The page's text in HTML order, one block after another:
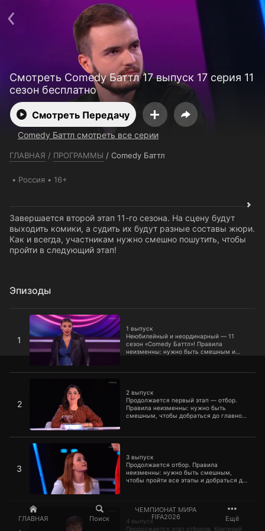
ГЛАВНАЯ Поиск
ЧЕМПИОНАТ МИРА
FIFA2026
Ещё
Смотреть Comedy Баттл 17 выпуск 17 серия 11
сезон бесплатно
Смотреть Передачу
Comedy Баттл смотреть все серии
ГЛАВНАЯ / ПРОГРАММЫ / Comedy Баттл
Россия 16+
Завершается второй этап 11-го сезона. На сцену будут
выходить комики, а судить их будут разные составы жюри.
Как и всегда, участникам нужно смешно пошутить, чтобы
пройти в следующий этап!
Эпизоды
1
1 выпуск
Неюбилейный и неординарный — 11
сезон «Comedy Баттл»! Правила
неизменны: нужно быть смешным и
рублей. Судить участников будут Антон
Дорохов.
1 выпуск
2
2 выпуск
Продолжается первый этап — отбор.
Правила неизменны: нужно быть
смешным, чтобы добраться до главного
Шастун, Юлия Ахмедова и Марина
3
3 выпуск
Продолжается отбор. Правила
неизменны: нужно быть смешным,
чтобы пройти все этапы и добраться до
3 выпуск
4 выпуск
Продолжается этап отборов. Критерий
4 выпуск
+7 (727) 323 10 92
Пользовательское соглашение
Политика конфиденциальности
Открыть приложение